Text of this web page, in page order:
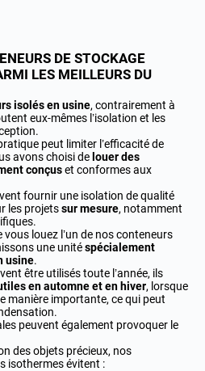
DE STOCKAGE
LES MEILLEURS DU
isolés en usine, contrairement à
eux-mêmes l’isolation et les
peut limiter l’efficacité de
avons choisi de louer des
conçuset conformes aux
fournir une isolation de qualité
les projetssur mesure, notamment
louez l’un de nos conteneurs
une unitéspécialement
usine.
être utilisés toute l’année, ils
en automne et en hiver, lorsque
manière importante, ce qui peut
peuvent également provoquer le
des objets précieux, nos
isothermes évitent :